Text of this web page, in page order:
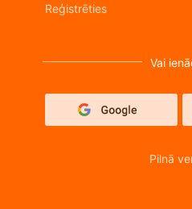
Reģistrēties
Vai
Pilnā